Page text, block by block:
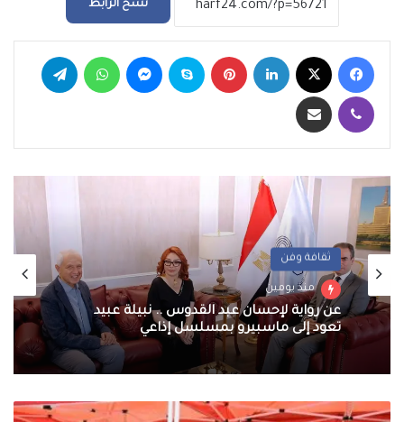
نسخ الرابط
فيسبوك لينكدإن بينتيريست سكايب ماسنجر واتساب
ڤايبر مشاركة عبر البريد
ثقافة وفن
منذ يومين
عن رواية لإحسان عبد القدوس .. نبيلة عبيد
تعود إلى ماسبيرو بمسلسل إذاعي
رئيس